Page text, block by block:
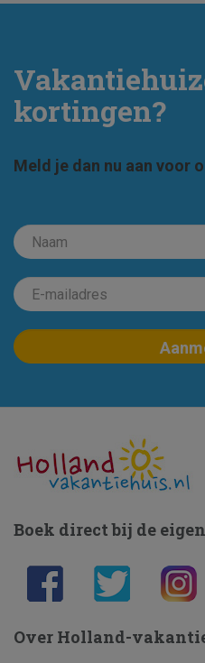
kortingen?
Meld je dan nu aan voor
Boek direct bij de
Over Holland-